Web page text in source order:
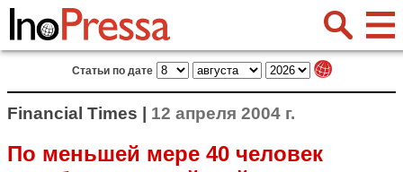
Статьи по дате
Financial Times | 12 апреля 2004 г.
По меньшей мере 40 человек